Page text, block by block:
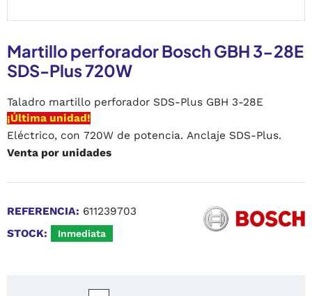
Martillo perforador Bosch GBH 3-28E
SDS-Plus 720W
Taladro martillo perforador SDS-Plus GBH 3-28E
¡Última unidad!
Eléctrico, con 720W de potencia. Anclaje SDS-Plus.
Venta por unidades
REFERENCIA: 611239703
STOCK:
Inmediata